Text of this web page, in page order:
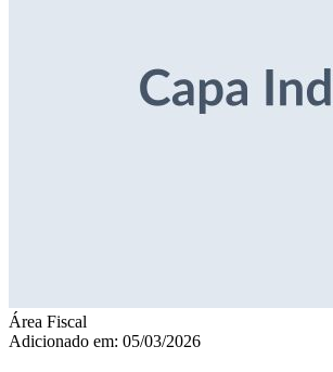
Área Fiscal
Adicionado em: 05/03/2026